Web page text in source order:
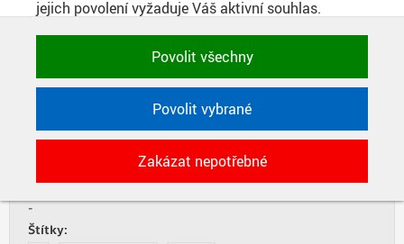
jejich povolení vyžaduje Váš aktivní souhlas.
zakázat, případně vybrat a povolit cookies podle
kategorie. Svoje rozhodnutí můžete samozřejmě
kdykoli změnit.
POTŘEBNÉ
Technické cookies využívané aplikacemi
ČVUT pro uchování jejich nastavení,
vlastností a identifikátorů relace. Jsou
nezbytné pro správné fungování a jsou
Povolit všechny
Povolit vybrané
Zakázat nepotřebné
LISTOVAT STÁHNOUT PDF
9. 11. 2015
ČVUT v Praze, Nakladatelství Česká technika
Typ:
Součást:
-
Štítky: